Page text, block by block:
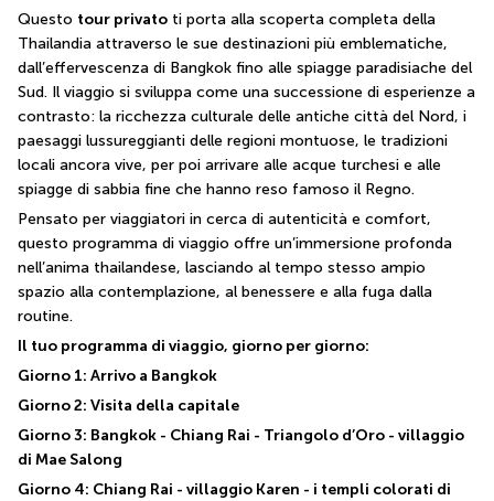
Questo tour privato ti porta alla scoperta completa della
Thailandia attraverso le sue destinazioni più emblematiche,
dall’effervescenza di Bangkok fino alle spiagge paradisiache del
Sud. Il viaggio si sviluppa come una successione di esperienze a
contrasto: la ricchezza culturale delle antiche città del Nord, i
paesaggi lussureggianti delle regioni montuose, le tradizioni
locali ancora vive, per poi arrivare alle acque turchesi e alle
spiagge di sabbia fine che hanno reso famoso il Regno.
Pensato per viaggiatori in cerca di autenticità e comfort,
questo programma di viaggio offre un’immersione profonda
nell’anima thailandese, lasciando al tempo stesso ampio
spazio alla contemplazione, al benessere e alla fuga dalla
routine.
Il tuo programma di viaggio, giorno per giorno:
Giorno 1: Arrivo a Bangkok
Giorno 2: Visita della capitale
Giorno 3: Bangkok - Chiang Rai - Triangolo d’Oro - villaggio
di Mae Salong
Giorno 4: Chiang Rai - villaggio Karen - i templi colorati di